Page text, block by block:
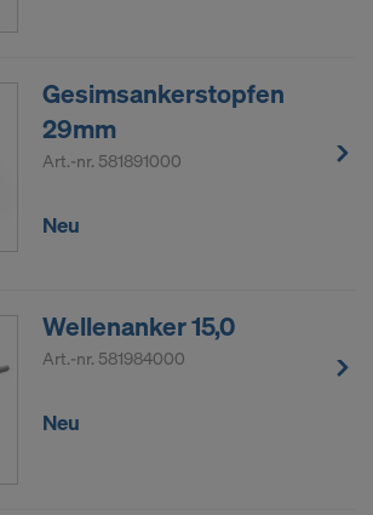
Gesimsankerstopfen
29mm
Art.-nr. 581891000
Neu
Wellenanker 15,0
Art.-nr. 581984000
Neu